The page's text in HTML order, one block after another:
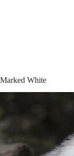
Marked White